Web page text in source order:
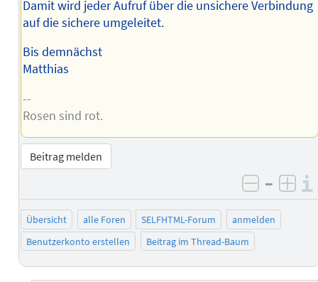
Damit wird jeder Aufruf über die unsichere Verbindung
auf die sichere umgeleitet.
Bis demnächst
Matthias
--
Rosen sind rot.
Beitrag melden
negativ
–
Übersicht alle Foren SELFHTML-Forum
anmelden
Benutzerkonto erstellen
Beitrag im Thread-Baum